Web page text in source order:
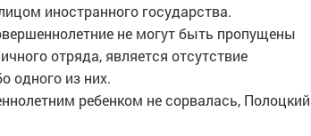
иностранного государства.
не могут быть пропущены
отряда, является отсутствие
одного из них.
ребенком не сорвалась, Полоцкий